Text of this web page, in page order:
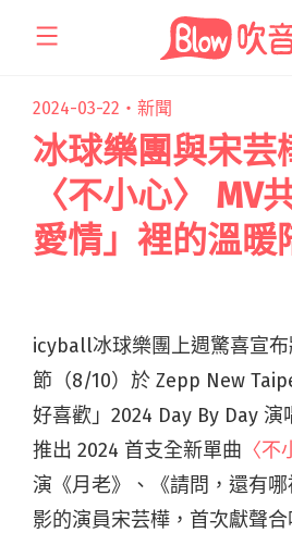
2024-03-22・ 新聞
冰球樂團與宋芸
〈不小心〉 MV
愛情」裡的溫暖
icyball冰球樂團上週驚喜宣
節（8/10）於 Zepp New
好喜歡」2024 Day By Day
推出 2024 首支全新單曲 〈不
演《月老》、《請問，還有
影的演員宋芸樺，首次獻聲